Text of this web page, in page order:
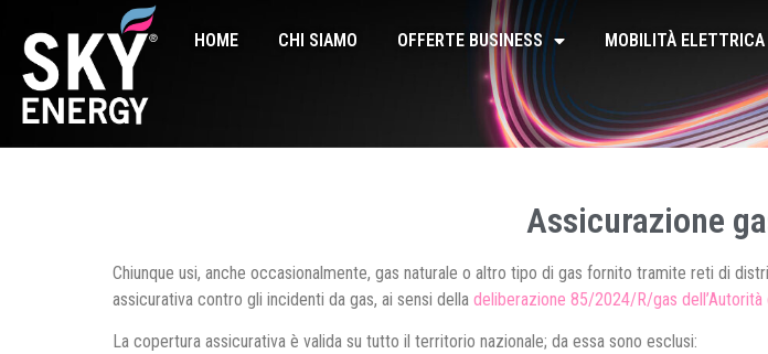
HOME CHI SIAMO OFFERTE BUSINESS MOBILITÀ ELETTRICA
Assicurazione
Chiunque usi, anche occasionalmente, gas naturale o altro tipo di gas fornito tramite reti di
assicurativa contro gli incidenti da gas, ai sensi della deliberazione 85/2024/R/gas
La copertura assicurativa è valida su tutto il territorio nazionale; da essa sono esclusi: